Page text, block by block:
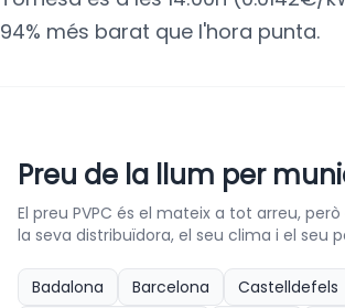
94% més barat que l'hora punta.
Preu de la llum per
El preu PVPC és el mateix a tot arreu,
la seva distribuïdora, el seu clima i el seu
Badalona Barcelona
Castelldefels